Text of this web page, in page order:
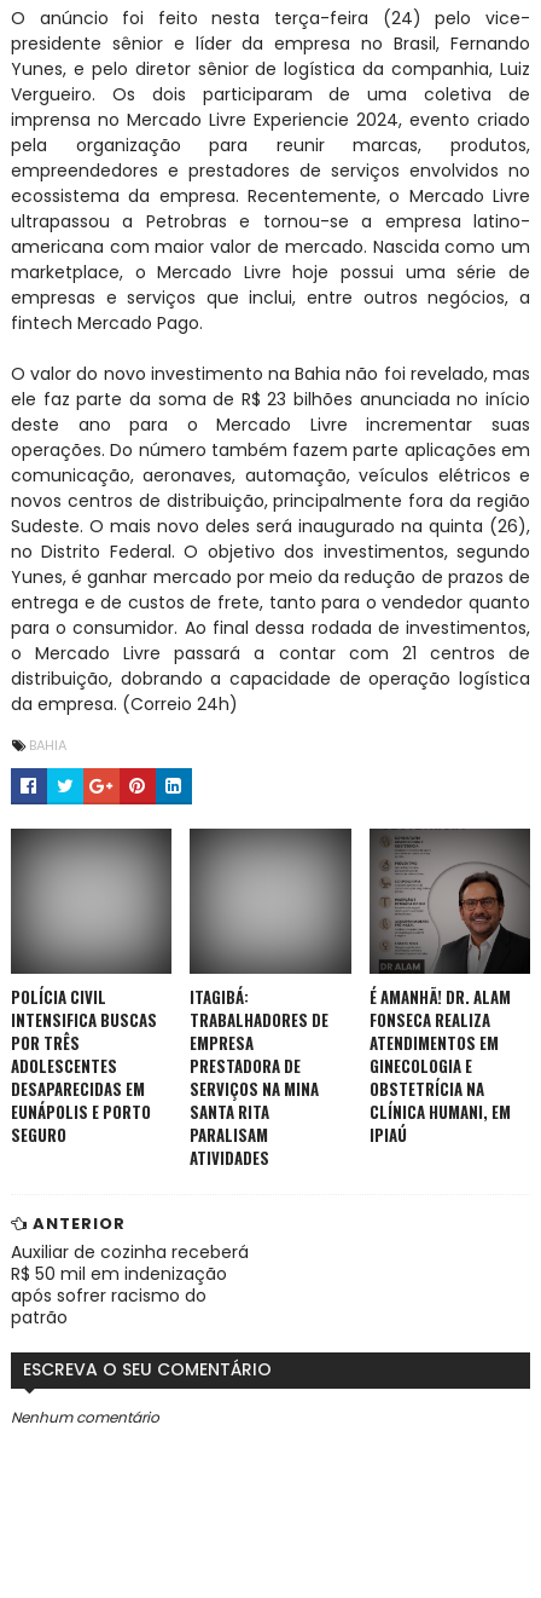
O anúncio foi feito nesta terça-feira (24) pelo vice-
presidente sênior e líder da empresa no Brasil, Fernando
Yunes, e pelo diretor sênior de logística da companhia, Luiz
Vergueiro. Os dois participaram de uma coletiva de
imprensa no Mercado Livre Experiencie 2024, evento criado
pela organização para reunir marcas, produtos,
empreendedores e prestadores de serviços envolvidos no
ecossistema da empresa. Recentemente, o Mercado Livre
ultrapassou a Petrobras e tornou-se a empresa latino-
americana com maior valor de mercado. Nascida como um
marketplace, o Mercado Livre hoje possui uma série de
empresas e serviços que inclui, entre outros negócios, a
fintech Mercado Pago.
O valor do novo investimento na Bahia não foi revelado, mas
ele faz parte da soma de R$ 23 bilhões anunciada no início
deste ano para o Mercado Livre incrementar suas
operações. Do número também fazem parte aplicações em
comunicação, aeronaves, automação, veículos elétricos e
novos centros de distribuição, principalmente fora da região
Sudeste. O mais novo deles será inaugurado na quinta (26),
no Distrito Federal. O objetivo dos investimentos, segundo
Yunes, é ganhar mercado por meio da redução de prazos de
entrega e de custos de frete, tanto para o vendedor quanto
para o consumidor. Ao final dessa rodada de investimentos,
o Mercado Livre passará a contar com 21 centros de
distribuição, dobrando a capacidade de operação logística
da empresa. (Correio 24h)
BAHIA
POLÍCIA CIVIL
INTENSIFICA BUSCAS
POR TRÊS
ADOLESCENTES
DESAPARECIDAS EM
EUNÁPOLIS E PORTO
SEGURO
ITAGIBÁ:
TRABALHADORES DE
EMPRESA
PRESTADORA DE
SERVIÇOS NA MINA
SANTA RITA
PARALISAM
ATIVIDADES
É AMANHÃ! DR. ALAM
FONSECA REALIZA
ATENDIMENTOS EM
GINECOLOGIA E
OBSTETRÍCIA NA
CLÍNICA HUMANI, EM
IPIAÚ
ANTERIOR
Auxiliar de cozinha receberá
R$ 50 mil em indenização
após sofrer racismo do
patrão
ESCREVA O SEU COMENTÁRIO
Nenhum comentário